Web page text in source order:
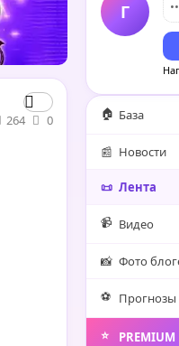
264 0
Г
🏠 База
📰 Новости
📜 Лента
📹 Видео
📸 Фото
⚽️ Прогнозы
⭐️ PREMIUM